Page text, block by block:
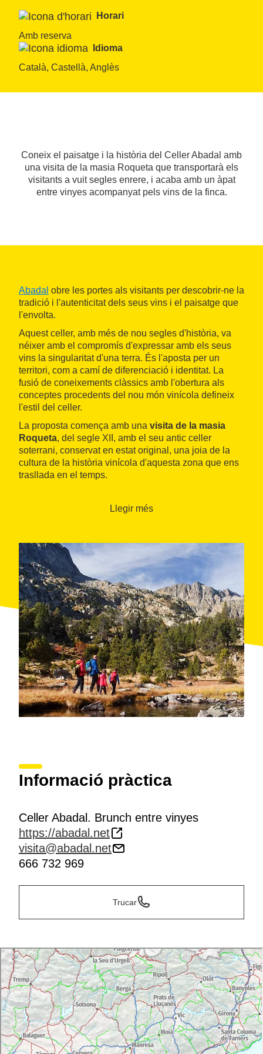
Horari
Amb reserva
Idioma
Català, Castellà, Anglès
Coneix el paisatge i la història del Celler Abadal amb
una visita de la masia Roqueta que transportarà els
visitants a vuit segles enrere, i acaba amb un àpat
entre vinyes acompanyat pels vins de la finca.
Abadal obre les portes als visitants per descobrir-ne la
tradició i l'autenticitat dels seus vins i el paisatge que
l'envolta.
Aquest celler, amb més de nou segles d'història, va
néixer amb el compromís d'expressar amb els seus
vins la singularitat d'una terra. És l'aposta per un
territori, com a camí de diferenciació i identitat. La
fusió de coneixements clàssics amb l'obertura als
conceptes procedents del nou món vinícola defineix
l'estil del celler.
La proposta comença amb una visita de la masia
Roqueta, del segle XII, amb el seu antic celler
soterrani, conservat en estat original, una joia de la
cultura de la història vinícola d'aquesta zona que ens
trasllada en el temps.
camins de terra, vinyes i boscos, per gaudir d'un
cotxe s'ha de deixar a l'aparcament de visites i el preu
inclou la visita i l'àpat. Es recomana portar calçat
còmode.
Llegir més
Informació pràctica
Celler Abadal. Brunch entre vinyes
https://abadal.net
visita@abadal.net
666 732 969
Trucar